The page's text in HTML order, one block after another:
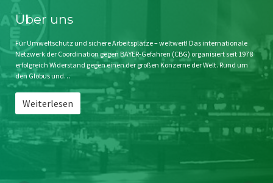
Impressum
Störfälle
Stichwort BAYER
Jahrestagung
SPENDEN
Über uns
Für Umweltschutz und sichere Arbeitsplätze – weltweit! Das internationale
Netzwerk der Coordination gegen BAYER-Gefahren (CBG) organisiert seit 1978
erfolgreich Widerstand gegen einen der großen Konzerne der Welt. Rund um
den Globus und…
Weiterlesen